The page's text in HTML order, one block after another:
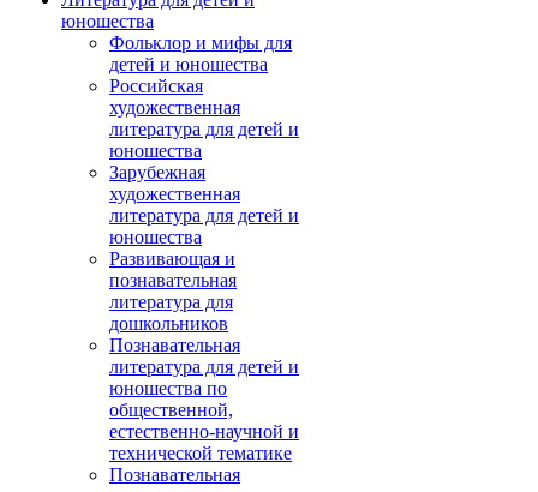
юношества
Фольклор и мифы для
детей и юношества
Российская
художественная
литература для детей и
юношества
Зарубежная
художественная
литература для детей и
юношества
Развивающая и
познавательная
литература для
дошкольников
Познавательная
литература для детей и
юношества по
общественной,
естественно-научной и
технической тематике
Познавательная